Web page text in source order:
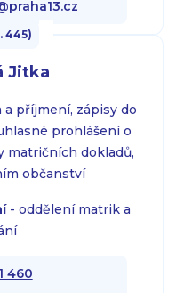
445)
Jitka
příjmení, zápisy do
prohlášení o
matričních dokladů,
občanství
- oddělení matrik a
460